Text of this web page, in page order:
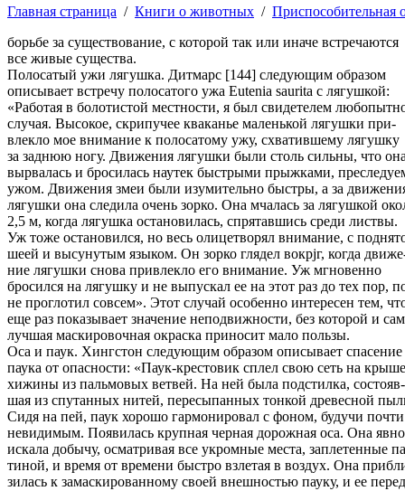
Главная страница / Книги о животных / Приспособительная
борьбе за существование, с которой так или иначе встречаются
все живые существа.
Полосатый ужи лягушка. Дитмарс [144] следующим образом
описывает встречу полосатого ужа Eutenia saurita с лягушкой:
«Работая в болотистой местности, я был свидетелем
случая. Высокое, скрипучее кваканье маленькой лягушки при-
влекло мое внимание к полосатому ужу, схватившему лягушку
за заднюю ногу. Движения лягушки были столь сильны, что она
вырвалась и бросилась наутек быстрыми прыжками,
ужом. Движения змеи были изумительно быстры, а за
лягушки она следила очень зорко. Она мчалась за лягушкой
2,5 м, когда лягушка остановилась, спрятавшись среди листвы.
Уж тоже остановился, но весь олицетворял внимание, с
шеей и высунутым языком. Он зорко глядел вокрjг, когда
ние лягушки снова привлекло его внимание. Уж мгновенно
бросился на лягушку и не выпускал ее на этот раз до тех пор,
не проглотил совсем». Этот случай особенно интересен тем,
еще раз показывает значение неподвижности, без которой и
лучшая маскировочная окраска приносит мало пользы.
Оса и паук. Хингстон следующим образом описывает спасение
паука от опасности: «Паук-крестовик сплел свою сеть на крыше
хижины из пальмовых ветвей. На ней была подстилка, состояв-
шая из спутанных нитей, пересыпанных тонкой древесной
Сидя на пей, паук хорошо гармонировал с фоном, будучи почти
невидимым. Появилась крупная черная дорожная оса. Она явно
искала добычу, осматривая все укромные места, заплетенные
тиной, и время от времени быстро взлетая в воздух. Она
зилась к замаскированному своей внешностью пауку, и ее